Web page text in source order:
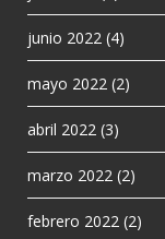
junio 2022 (4)
mayo 2022 (2)
abril 2022 (3)
marzo 2022 (2)
febrero 2022 (2)